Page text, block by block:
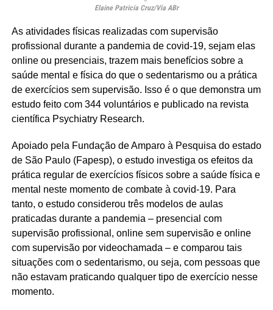
Elaine Patricia Cruz/Via ABr
As atividades físicas realizadas com supervisão
profissional durante a pandemia de covid-19, sejam elas
online ou presenciais, trazem mais benefícios sobre a
saúde mental e física do que o sedentarismo ou a prática
de exercícios sem supervisão. Isso é o que demonstra um
estudo feito com 344 voluntários e publicado na revista
científica Psychiatry Research.
Apoiado pela Fundação de Amparo à Pesquisa do estado
de São Paulo (Fapesp), o estudo investiga os efeitos da
prática regular de exercícios físicos sobre a saúde física e
mental neste momento de combate à covid-19. Para
tanto, o estudo considerou três modelos de aulas
praticadas durante a pandemia – presencial com
supervisão profissional, online sem supervisão e online
com supervisão por videochamada – e comparou tais
situações com o sedentarismo, ou seja, com pessoas que
não estavam praticando qualquer tipo de exercício nesse
momento.